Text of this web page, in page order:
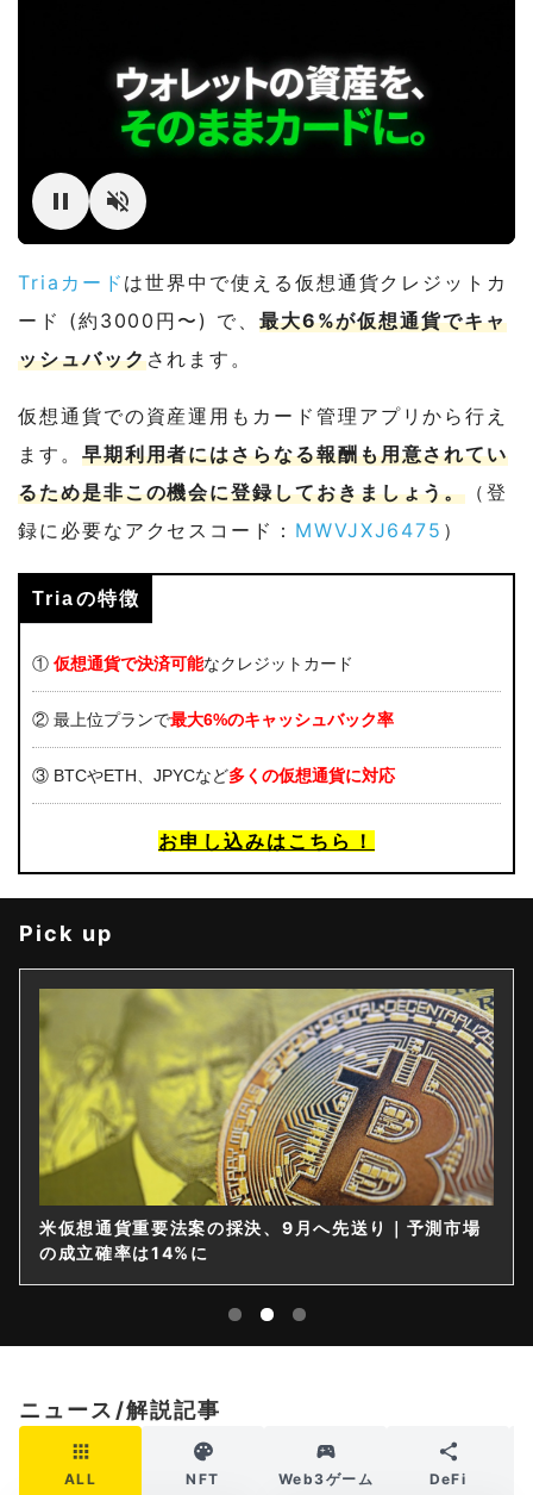
Triaカード は世界中で使える仮想通貨クレジットカ
ード (約3000円〜) で、 最大6%が仮想通貨でキャ
ッシュバックされます。
仮想通貨での資産運用もカード管理アプリから行え
ます。 早期利用者にはさらなる報酬も用意されてい
るため是非この機会に登録しておきましょう。 （登
録に必要なアクセスコード： MWVJXJ6475 ）
Triaの特徴
① 仮想通貨で決済可能なクレジットカード
② 最上位プランで最大6%のキャッシュバック率
③ BTCやETH、JPYCなど多くの仮想通貨に対応
お申し込みはこちら！
Pick up
米仮想通貨重要法案の採決、9月へ先送り｜予測市場
の成立確率は14%に
ニュース/解説記事
ALL NFT Web3ゲーム DeFi